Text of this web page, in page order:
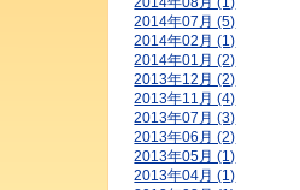
2014年07月 (5)
2014年02月 (1)
2014年01月 (2)
2013年12月 (2)
2013年11月 (4)
2013年07月 (3)
2013年06月 (2)
2013年05月 (1)
2013年04月 (1)